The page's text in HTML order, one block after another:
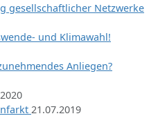
gesellschaftlicher Netzwerke
und Klimawahl!
Anliegen?
21.07.2019